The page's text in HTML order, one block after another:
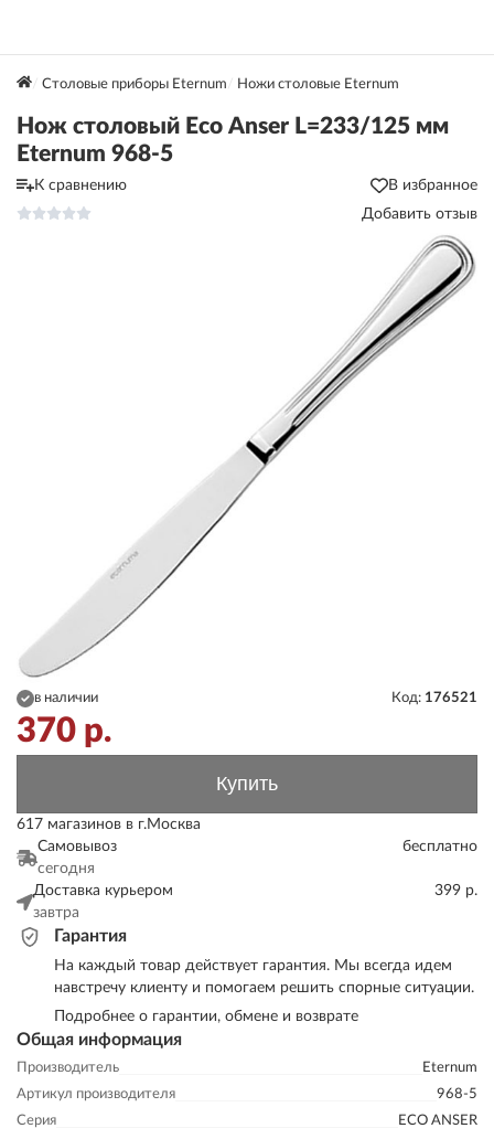
Столовые приборы Eternum Ножи столовые Eternum
Нож столовый Eco Anser L=233/125 мм
Eternum 968-5
К сравнению
В избранное
Добавить отзыв
Общая информация
Производитель
Eternum
Артикул производителя
968-5
Серия
ECO ANSER
в наличии Код: 176521
370 р.
Купить
617 магазинов в г.Москва
Самовывоз
сегодня
бесплатно
Доставка курьером
завтра
399 р.
Гарантия
На каждый товар действует гарантия. Мы всегда идем
навстречу клиенту и помогаем решить спорные ситуации.
Подробнее о гарантии, обмене и возврате